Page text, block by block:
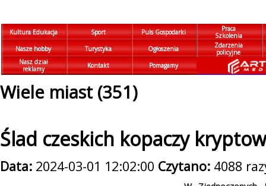
Kultura Edukacja Sport Puls Gospodarki
Praca
Szkolenia
Nasze hobby
Turystyka Ogłoszenia
Zdarzenia
policyjne
Nasz dział
reklamy
Kontakt Pomagamy
Wiele miast (351)
Ślad czeskich kopaczy
Data: 2024-03-01 12:02:00 Czytano: 4088